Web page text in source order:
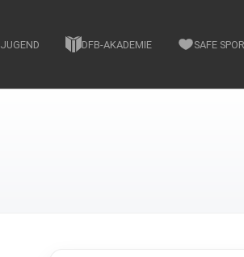
JUGEND DFB-AKADEMIE SAFE